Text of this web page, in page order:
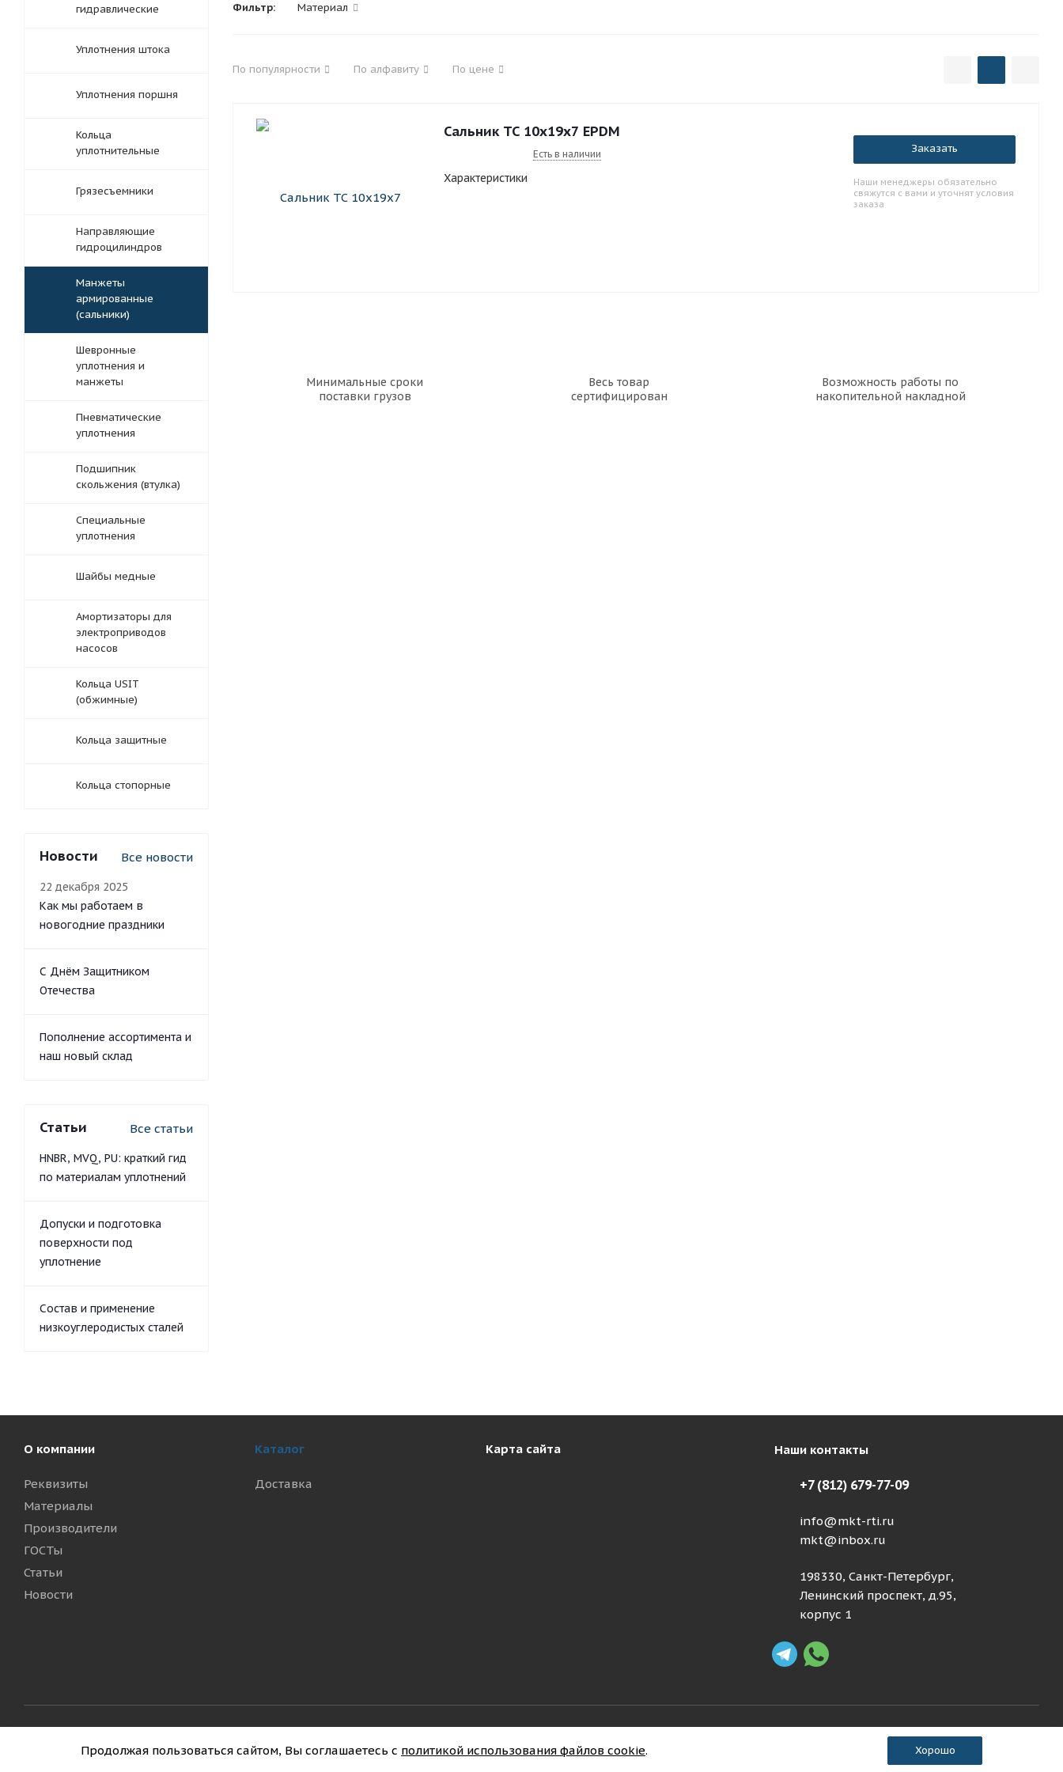
Фильтр: Материал
По популярности По алфавиту По цене
Сальник ТС 10x19x7 EPDM
Есть в наличии
Характеристики
Заказать
Наши менеджеры обязательно
свяжутся с вами и уточнят условия
заказа
Минимальные сроки
поставки грузов
Весь товар
сертифицирован
Возможность работы по
накопительной накладной
гидравлические
Уплотнения штока
Уплотнения поршня
Кольца
уплотнительные
Грязесъемники
Направляющие
гидроцилиндров
Манжеты
армированные
(сальники)
Шевронные
уплотнения и
манжеты
Пневматические
уплотнения
Подшипник
скольжения (втулка)
Специальные
уплотнения
Шайбы медные
Амортизаторы для
электроприводов
насосов
Кольца USIT
(обжимные)
Кольца защитные
Кольца стопорные
Новости Все новости
22 декабря 2025
Как мы работаем в
новогодние праздники
С Днём Защитником
Отечества
Пополнение ассортимента и
наш новый склад
Статьи Все статьи
HNBR, MVQ, PU: краткий гид
по материалам уплотнений
Допуски и подготовка
поверхности под
уплотнение
Состав и применение
низкоуглеродистых сталей
О компании
Реквизиты
Материалы
Производители
ГОСТы
Статьи
Новости
Каталог
Доставка
Карта сайта Наши контакты
+7 (812) 679-77-09
info@mkt-rti.ru
mkt@inbox.ru
198330, Санкт-Петербург,
Ленинский проспект, д.95,
корпус 1
2026 © «Межкомтехника» Политика конфиденциальности
Продолжая пользоваться сайтом, Вы соглашаетесь с политикой использования файлов cookie. Хорошо